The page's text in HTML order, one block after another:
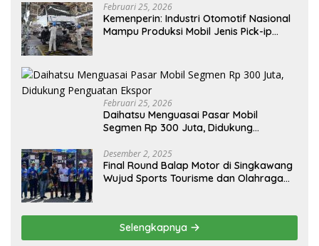
Februari 25, 2026
Kemenperin: Industri Otomotif Nasional
Mampu Produksi Mobil Jenis Pick-ip
Februari 25, 2026
Daihatsu Menguasai Pasar Mobil
Segmen Rp 300 Juta, Didukung
Desember 2, 2025
Final Round Balap Motor di Singkawang
Wujud Sports Tourisme dan Olahraga
Selengkapnya